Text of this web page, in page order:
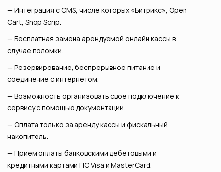
Интеграция с CMS, числе которых «Битрикс», Open
Cart, Shop Scrip.
Бесплатная замена арендуемой онлайн кассы в
случае поломки.
Резервирование, беспрерывное питание и
соединение с интернетом.
Возможность организовать свое подключение к
сервису с помощью документации.
Оплата только за аренду кассы и фискальный
накопитель.
Прием оплаты банковскими дебетовыми и
кредитными картами ПС Visa и MasterCard.